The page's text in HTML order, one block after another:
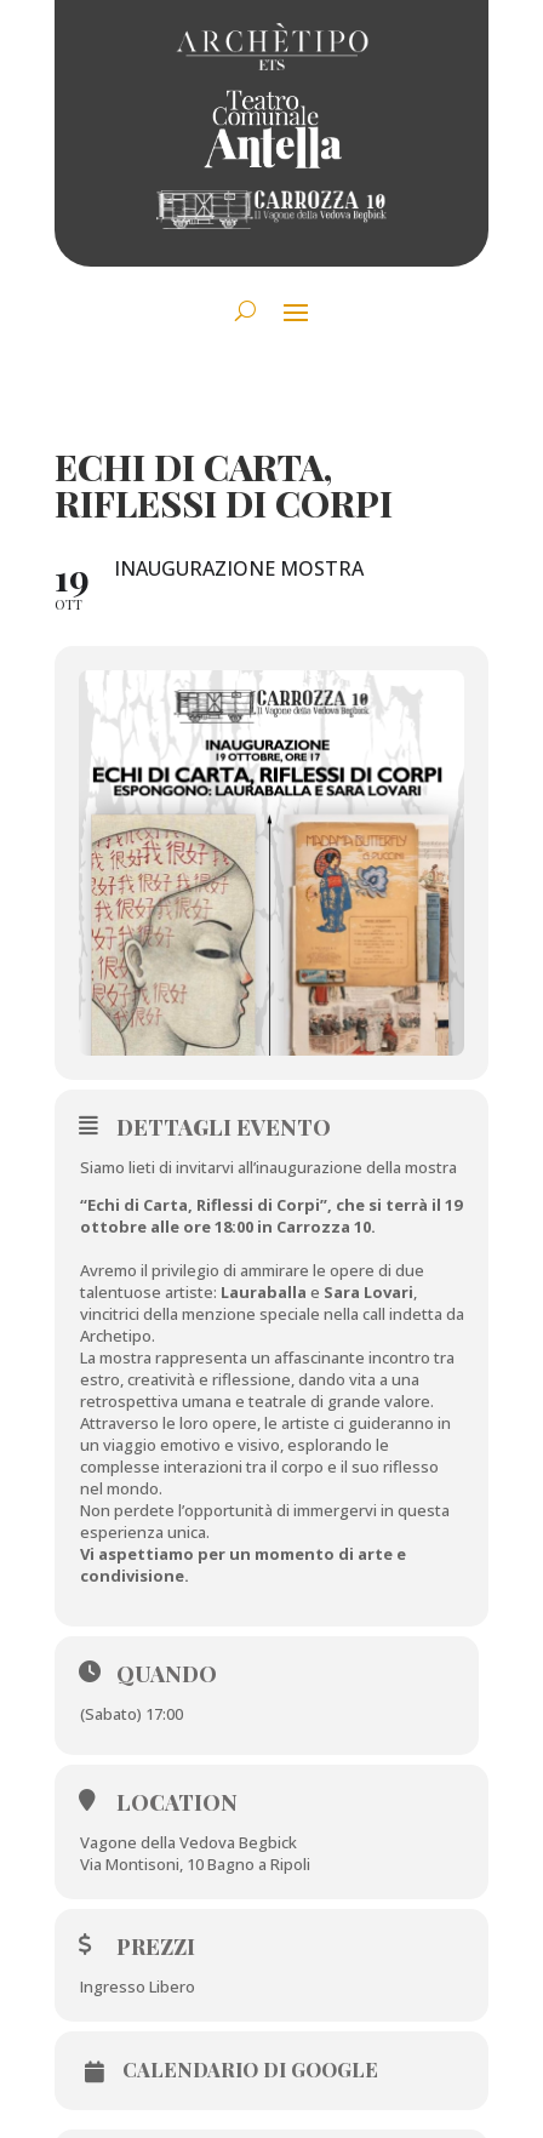
ECHI DI CARTA,
RIFLESSI DI CORPI
19
OTT
INAUGURAZIONE MOSTRA
DETTAGLI EVENTO
Siamo lieti di invitarvi all’inaugurazione della mostra
“Echi di Carta, Riflessi di Corpi”, che si terrà il 19
ottobre alle ore 18:00 in Carrozza 10.
Avremo il privilegio di ammirare le opere di due
talentuose artiste: Lauraballa e Sara Lovari,
vincitrici della menzione speciale nella call indetta da
Archetipo.
La mostra rappresenta un affascinante incontro tra
estro, creatività e riflessione, dando vita a una
retrospettiva umana e teatrale di grande valore.
Attraverso le loro opere, le artiste ci guideranno in
un viaggio emotivo e visivo, esplorando le
complesse interazioni tra il corpo e il suo riflesso
nel mondo.
Non perdete l’opportunità di immergervi in questa
esperienza unica.
Vi aspettiamo per un momento di arte e
condivisione.
QUANDO
(Sabato) 17:00
LOCATION
Vagone della Vedova Begbick
Via Montisoni, 10 Bagno a Ripoli
PREZZI
Ingresso Libero
CALENDARIO DI GOOGLE